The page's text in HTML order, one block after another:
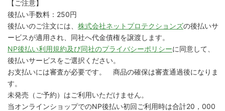
【ご注意】
後払い手数料：250円
後払いのご注文には、 株式会社ネットプロテクションズの後払いサ
ービスが適用され、同社へ代金債権を譲渡します。
NP後払い利用規約及び同社のプライバシーポリシーに同意して、
後払いサービスをご選択ください。
お支払いには審査が必要です。 商品の確保は審査通過後になりま
す。
未発売（ご予約）はご利用いただけません。
当オンラインショップでのNP後払い初回ご利用時は合計20，000